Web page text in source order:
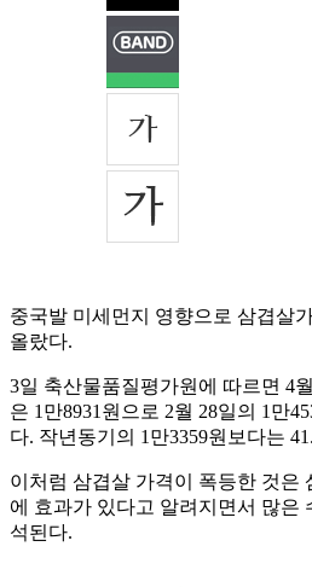
중국발 미세먼지 영향으로 삼겹살
올랐다.
3일 축산물품질평가원에 따르면 4
은 1만8931원으로 2월 28일의 1만
다. 작년동기의 1만3359원보다는
이처럼 삼겹살 가격이 폭등한 것은
에 효과가 있다고 알려지면서 많은
석된다.